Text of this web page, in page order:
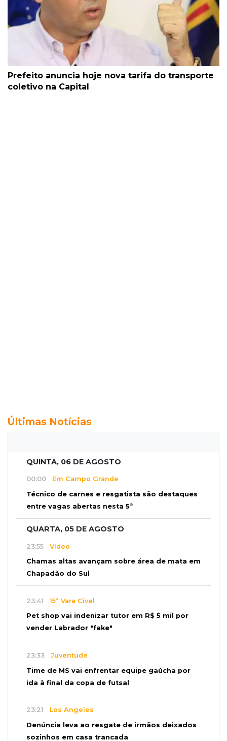
Prefeito anuncia hoje nova tarifa do transporte
coletivo na Capital
Últimas Notícias
QUINTA, 06 DE AGOSTO
00:00 Em Campo Grande
Técnico de carnes e resgatista são destaques
entre vagas abertas nesta 5ª
QUARTA, 05 DE AGOSTO
23:55 Vídeo
Chamas altas avançam sobre área de mata em
Chapadão do Sul
23:41 15ª Vara Cível
Pet shop vai indenizar tutor em R$ 5 mil por
vender Labrador "fake"
23:33 Juventude
Time de MS vai enfrentar equipe gaúcha por
ida à final da copa de futsal
23:21 Los Angeles
Denúncia leva ao resgate de irmãos deixados
sozinhos em casa trancada